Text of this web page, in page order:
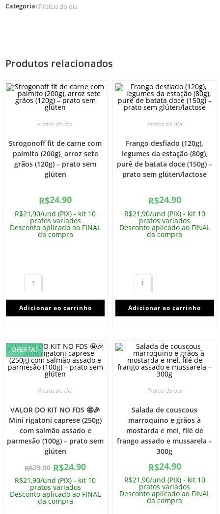
Categoria: Pratos do dia
Produtos relacionados
Pratos do dia
Strogonoff fit de carne com
palmito (200g), arroz sete
grãos (120g) – prato sem
glúten
R$24.90
R$21,90/und (PIX) - kit 10
pratos variados
Desconto aplicado ao FINAL
da compra
Adicionar ao carrinho
Pratos do dia
Frango desfiado (120g),
legumes da estação (80g),
purê de batata doce (150g) –
prato sem glúten/lactose
R$24.90
R$21,90/und (PIX) - kit 10
pratos variados
Desconto aplicado ao FINAL
da compra
Adicionar ao carrinho
OFERTA!
Pratos do dia
VALOR DO KIT NO FDS 🤩🎉
Mini rigatoni caprese (250g)
com salmão assado e
parmesão (100g) – prato sem
glúten
R$39.00 R$24.90
R$21,90/und (PIX) - kit 10
pratos variados
Desconto aplicado ao FINAL
da compra
Pratos do dia
Salada de couscous
marroquino e grãos à
mostarda e mel, filé de
frango assado e mussarela –
300g
R$24.90
R$21,90/und (PIX) - kit 10
pratos variados
Desconto aplicado ao FINAL
da compra